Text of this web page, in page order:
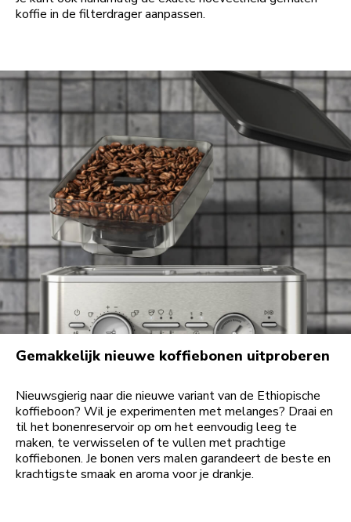
koffie in de filterdrager aanpassen.
Gemakkelijk nieuwe koffiebonen uitproberen
Nieuwsgierig naar die nieuwe variant van de Ethiopische
koffieboon? Wil je experimenten met melanges? Draai en
til het bonenreservoir op om het eenvoudig leeg te
maken, te verwisselen of te vullen met prachtige
koffiebonen. Je bonen vers malen garandeert de beste en
krachtigste smaak en aroma voor je drankje.